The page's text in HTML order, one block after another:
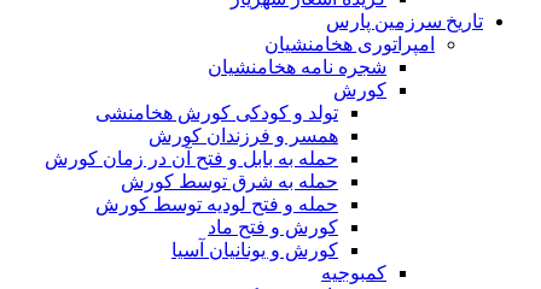
تاریخ سرزمین پارس
امپراتوری هخامنشیان
شجره نامه هخامنشیان
کورش
تولد و کودکی کورش هخامنشی
همسر و فرزندان کورش
حمله به بابل و فتح آن در زمان کورش
حمله به شرق توسط کورش
حمله و فتح لودیه توسط کورش
کورش و فتح ماد
کورش و یونانیان آسیا
کمبوجیه